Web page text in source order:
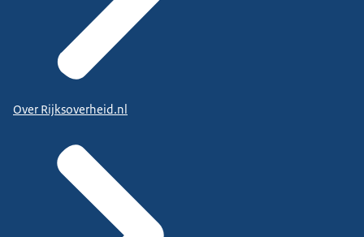
Over Rijksoverheid.nl